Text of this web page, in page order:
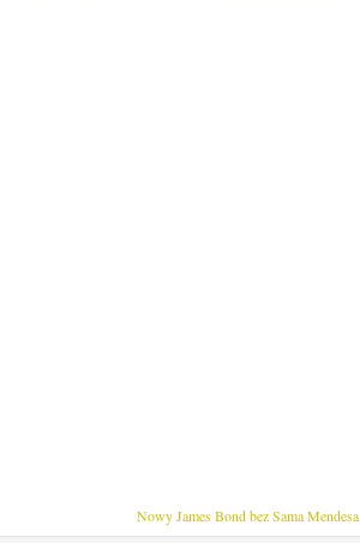
Nowy James Bond bez Sama Mendesa